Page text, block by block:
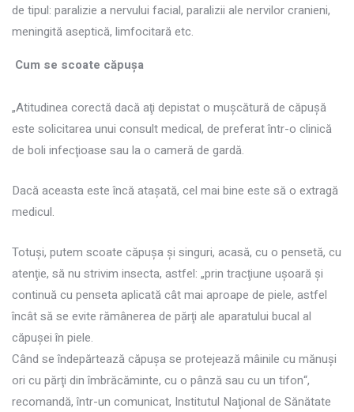
de tipul: paralizie a nervului facial, paralizii ale nervilor cranieni,
meningită aseptică, limfocitară etc.
Cum se scoate căpuşa
„Atitudinea corectă dacă aţi depistat o muşcătură de căpuşă
este solicitarea unui consult medical, de preferat într-o clinică
de boli infecţioase sau la o cameră de gardă.
Dacă aceasta este încă ataşată, cel mai bine este să o extragă
medicul.
Totuşi, putem scoate căpuşa şi singuri, acasă, cu o pensetă, cu
atenţie, să nu strivim insecta, astfel: „prin tracţiune uşoară şi
continuă cu penseta aplicată cât mai aproape de piele, astfel
încât să se evite rămânerea de părţi ale aparatului bucal al
căpuşei în piele.
Când se îndepărtează căpuşa se protejează mâinile cu mănuşi
ori cu părţi din îmbrăcăminte, cu o pânză sau cu un tifon“,
recomandă, într-un comunicat, Institutul Naţional de Sănătate